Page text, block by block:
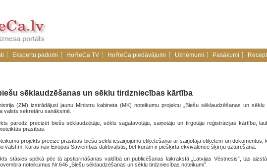
Ekspertu padomi HoReCa TV HoReCa piedāvājumi Uzņēmumi Pasākumi
sēklaudzēšanas un sēklu tirdzniecības kārtība
(ZM) izstrādājusi jaunu Ministru kabineta (MK) noteikumu projektu „Biešu sēklaudzēšanas un sēklu
valsts sekretāru sanāksmē.
paredz precizēt biešu sēklaudzētāju, sēklu sagatavotāju, saiņotāju un tirgotāju reģistrācijas kārtību,
prasības.
projekts precizē prasības biešu sēklu iesaiņojumu etiķetēšanai ar saiņotāja etiķetēm un dokumentus,
valstīm, kuras nav Eiropas Savienības dalībvalstis, bet kurām ir piešķirta ekvivalence šķirņu uzturēšanā.
stāsies spēkā pēc tā apstiprināšanas valdībā un publicēšanas laikrakstā „Latvijas Vēstnesis”, tas
noteikumus Nr.646 „Biešu sēklaudzēšanas un sēklu tirdzniecības noteikumi”.